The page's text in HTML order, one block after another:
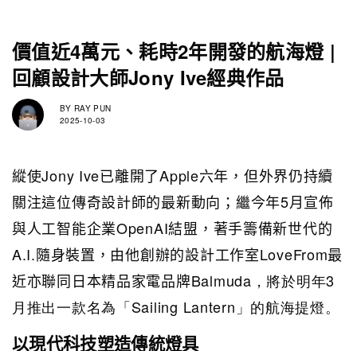
價值近4萬元、耗時2年開發的航海燈 |
回顧設計大師Jony Ive經典作品
BY RAY PUN
2025-10-03
縱使Jony Ive已離開了Apple六年，但外界仍持續
關注這位傳奇設計師的最新動向；繼今年5月宣佈
與人工智能企業OpenAI結盟，著手籌備新世代的
A.I.隨身裝置，由他創辦的設計工作室LoveFrom最
近亦聯同日本精品家電品牌Balmuda，將於明年3
月推出一款名為「Sailing Lantern」的航海提燈。
以現代科技塑造傳統燈具